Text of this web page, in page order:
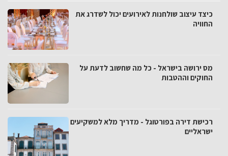
כיצד עיצוב שולחנות לאירועים יכול לשדרג את
החוויה
מס ירושה בישראל - כל מה שחשוב לדעת על
החוקים וההטבות
רכישת דירה בפורטוגל - מדריך מלא למשקיעים
ישראליים